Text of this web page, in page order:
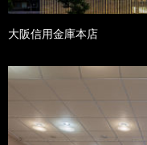
大阪信用金庫本店